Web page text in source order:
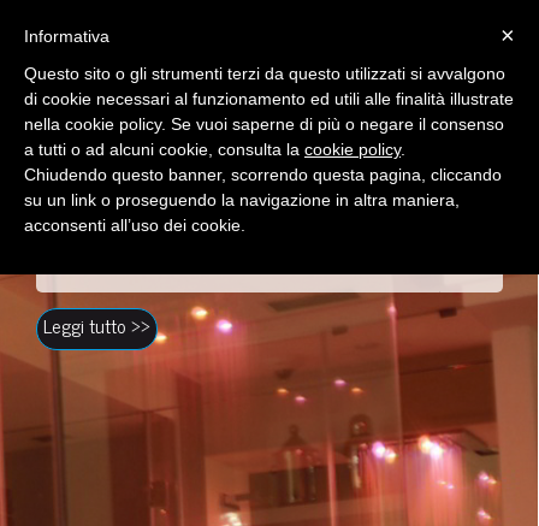
Cucina Bagno Studio
BAGNO
Se invece si tratta di una giornata di festa, con più
tempo a disposizione, con un solo tocco dal controller
a parete o dal tuo tablet potrai dare il via alla tua
home spa experience: l’illuminazione colorata
dinamica sarà rilassante, o energizzante, la musica si
assocerà all’atmosfera generale, verranno sprigionati
pregiati aromi… Immagina un trattamento di
cromoterapia aromatica tutto personale e costruito
apposta per te, per la salute di corpo e mente.
Leggi tutto >>
×
Informativa
Questo sito o gli strumenti terzi da questo utilizzati si avvalgono
di cookie necessari al funzionamento ed utili alle finalità illustrate
nella cookie policy. Se vuoi saperne di più o negare il consenso
a tutti o ad alcuni cookie, consulta la cookie policy.
Chiudendo questo banner, scorrendo questa pagina, cliccando
su un link o proseguendo la navigazione in altra maniera,
acconsenti all’uso dei cookie.